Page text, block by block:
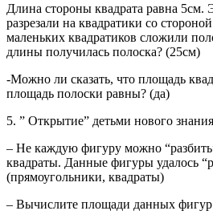
Длина стороны квадрата равна 5см.
разрезали на квадратики со
маленьких квадратиков сложили
длины получилась полоска? (25см)
-Можно ли сказать, что площадь
площадь полоски равны? (да)
5. ” Открытие” детьми нового
– Не каждую фигуру можно
квадраты. Данные фигуры удалось
(прямоугольники, квадраты)
– Вычислите площади данных